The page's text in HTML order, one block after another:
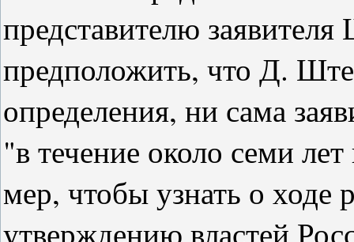
представителю
предположить, что Д.
определения, ни сама
"в течение около семи
мер, чтобы узнать о ходе
утверждению властей